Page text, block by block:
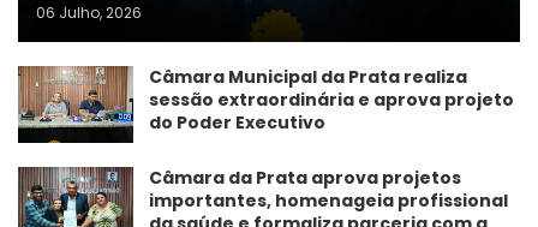
06 Julho, 2026
Câmara Municipal da Prata realiza
sessão extraordinária e aprova projeto
do Poder Executivo
​Câmara da Prata aprova projetos
importantes, homenageia profissional